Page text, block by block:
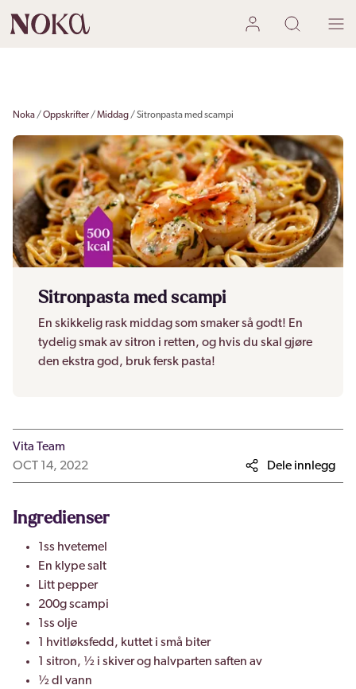
Noka Oppskrifter Middag Sitronpasta med scampi
Sitronpasta med scampi
En skikkelig rask middag som smaker så godt! En
tydelig smak av sitron i retten, og hvis du skal gjøre
den ekstra god, bruk fersk pasta!
Vita Team
OCT 14, 2022
Dele innlegg
Ingredienser
1ss hvetemel
En klype salt
Litt pepper
200g scampi
1ss olje
1 hvitløksfedd, kuttet i små biter
1 sitron, ½ i skiver og halvparten saften av
½ dl vann